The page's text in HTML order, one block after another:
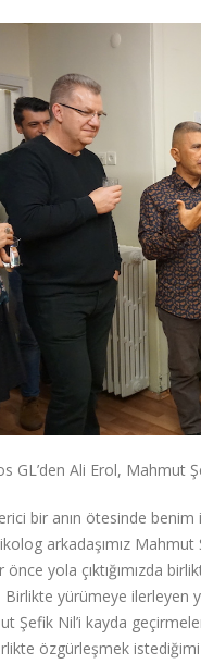
GL’den Ali Erol, Mahmut
bir anın ötesinde
arkadaşımız
önce yola çıktığımızda
yürümeye ilerleyen
Şefik Nil’i kayda
özgürleşmek